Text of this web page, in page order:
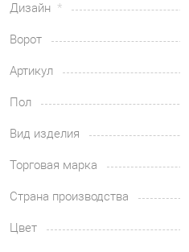
Дизайн
Ворот
Артикул
Пол
Вид изделия
Торговая марка
Страна производства
Цвет